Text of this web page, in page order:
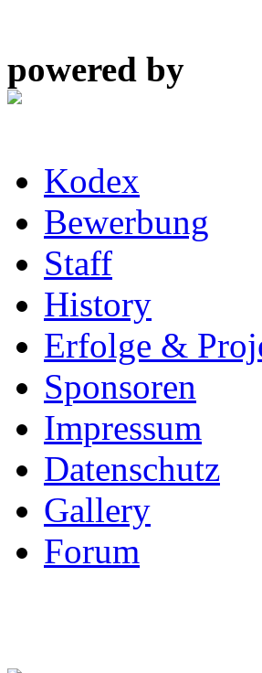
powered by
Kodex
Bewerbung
Staff
History
Erfolge &
Sponsoren
Impressum
Datenschutz
Gallery
Forum